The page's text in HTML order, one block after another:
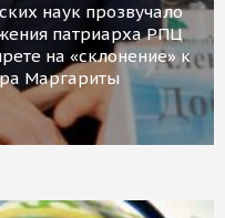
наук прозвучало
патриарха РПЦ
на «склонение» к
Маргариты